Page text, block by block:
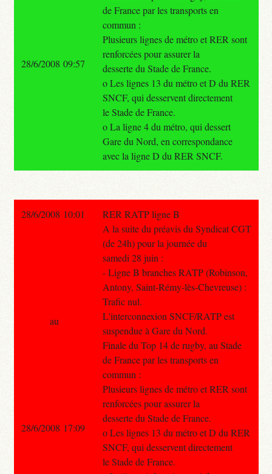
de France par les transports en
commun :
Plusieurs lignes de métro et RER sont
renforcées pour assurer la
desserte du Stade de France.
o Les lignes 13 du métro et D du RER
SNCF, qui desservent directement
le Stade de France.
o La ligne 4 du métro, qui dessert
Gare du Nord, en correspondance
avec la ligne D du RER SNCF.
28/6/2008 09:57
28/6/2008 10:01
RER RATP ligne B
A la suite du préavis du Syndicat CGT
(de 24h) pour la journée du
samedi 28 juin :
- Ligne B branches RATP (Robinson,
Antony, Saint-Rémy-lès-Chevreuse) :
Trafic nul.
L'interconnexion SNCF/RATP est
suspendue à Gare du Nord.
Finale du Top 14 de rugby, au Stade
de France par les transports en
commun :
Plusieurs lignes de métro et RER sont
renforcées pour assurer la
desserte du Stade de France.
o Les lignes 13 du métro et D du RER
SNCF, qui desservent directement
le Stade de France.
au
28/6/2008 17:09